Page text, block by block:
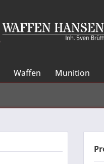
Waffen Munition